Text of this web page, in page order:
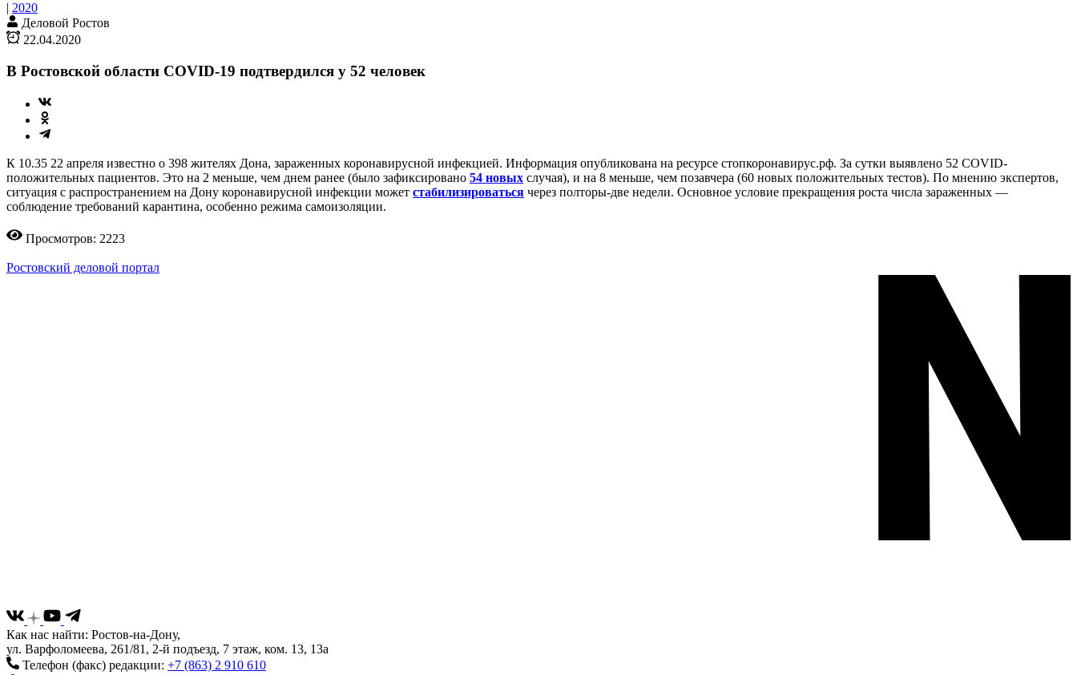
| 2020
Деловой Ростов
22.04.2020
В Ростовской области COVID-19 подтвердился у 52 человек
К 10.35 22 апреля известно о 398 жителях Дона, зараженных коронавирусной инфекцией. Информация опубликована на ресурсе стопкоронавирус.рф. За сутки выявлено 52 COVID-
положительных пациентов. Это на 2 меньше, чем днем ранее (было зафиксировано 54 новых случая), и на 8 меньше, чем позавчера (60 новых положительных тестов). По мнению экспертов,
ситуация с распространением на Дону коронавирусной инфекции может стабилизироваться через полторы-две недели. Основное условие прекращения роста числа зараженных —
соблюдение требований карантина, особенно режима самоизоляции.
Просмотров: 2223
Ростовский деловой портал
Как нас найти: Ростов-на-Дону,
ул. Варфоломеева, 261/81, 2-й подъезд, 7 этаж, ком. 13, 13а
Телефон (факс) редакции: +7 (863) 2 910 610